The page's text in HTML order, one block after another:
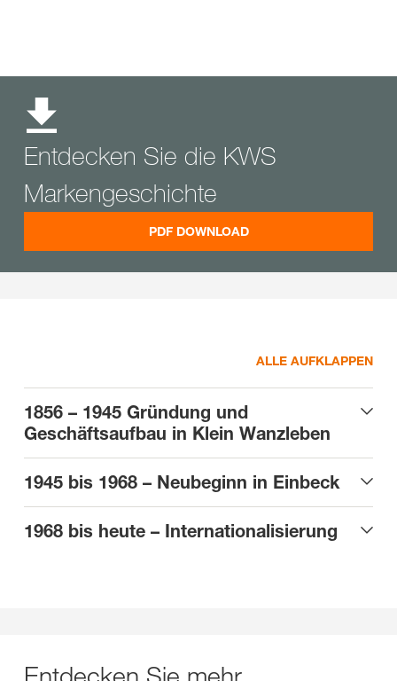
Entdecken Sie die KWS
Markengeschichte
PDF DOWNLOAD
ALLE AUFKLAPPEN
1856 – 1945 Gründung und
Geschäftsaufbau in Klein Wanzleben
1945 bis 1968 – Neubeginn in Einbeck
1968 bis heute – Internationalisierung